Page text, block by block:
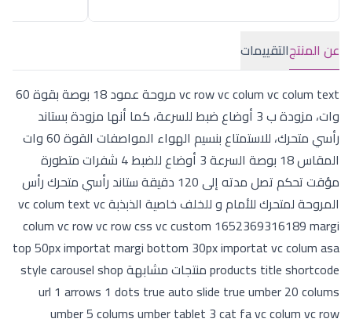
عن المنتجالتقييمات
vc row vc colum vc colum text مروحة عمود 18 بوصة بقوة 60
وات، مزودة ب 3 أوضاع ضبط للسرعة، كما أنها مزودة بستاند
رأسي متحرك، للاستمتاع بنسيم الهواء المواصفات القوة 60 وات
المقاس 18 بوصة السرعة 3 أوضاع للضبط 4 شفرات متطورة
مؤقت تحكم تصل مدته إلى 120 دقيقة ستاند رأسي متحرك رأس
المروحة لمتحرك للأمام و للخلف خاصية الذبذبة vc colum text vc
colum vc row vc row css vc custom 1652369316189 margi
top 50px importat margi bottom 30px importat vc colum asa
products title shortcode منتجات مشابهة style carousel shop
url 1 arrows 1 dots true auto slide true umber 20 colums
umber 5 colums umber tablet 3 cat fa vc colum vc row